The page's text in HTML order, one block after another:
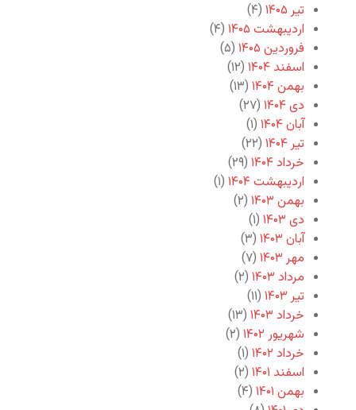
تیر ۱۴۰۵
(۴)
اردیبهشت ۱۴۰۵
(۴)
فروردین ۱۴۰۵
(۵)
اسفند ۱۴۰۴
(۱۲)
بهمن ۱۴۰۴
(۱۳)
دی ۱۴۰۴
(۲۷)
آبان ۱۴۰۴
(۱)
تیر ۱۴۰۴
(۲۲)
خرداد ۱۴۰۴
(۲۹)
اردیبهشت ۱۴۰۴
(۱)
بهمن ۱۴۰۳
(۲)
دی ۱۴۰۳
(۱)
آبان ۱۴۰۳
(۳)
مهر ۱۴۰۳
(۷)
مرداد ۱۴۰۳
(۲)
تیر ۱۴۰۳
(۱۱)
خرداد ۱۴۰۳
(۱۳)
شهریور ۱۴۰۲
(۲)
خرداد ۱۴۰۲
(۱)
اسفند ۱۴۰۱
(۲)
بهمن ۱۴۰۱
(۴)